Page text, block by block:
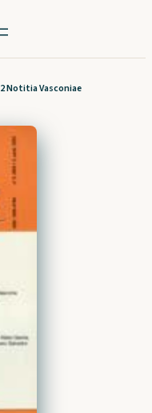
2 Notitia Vasconiae